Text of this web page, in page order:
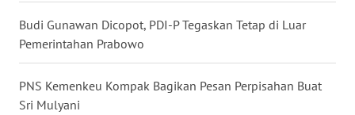
Budi Gunawan Dicopot, PDI-P Tegaskan Tetap di Luar
Pemerintahan Prabowo
PNS Kemenkeu Kompak Bagikan Pesan Perpisahan Buat
Sri Mulyani
WN
KALTIM
WN
SULSEL